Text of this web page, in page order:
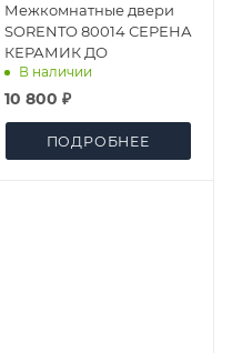
Межкомнатные двери
SORENTO 80014 СЕРЕНА
КЕРАМИК ДО
В наличии
10 800 ₽
ПОДРОБНЕЕ